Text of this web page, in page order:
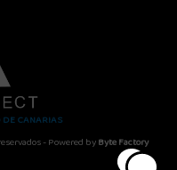
CANARIAS
- Powered byByte Factory